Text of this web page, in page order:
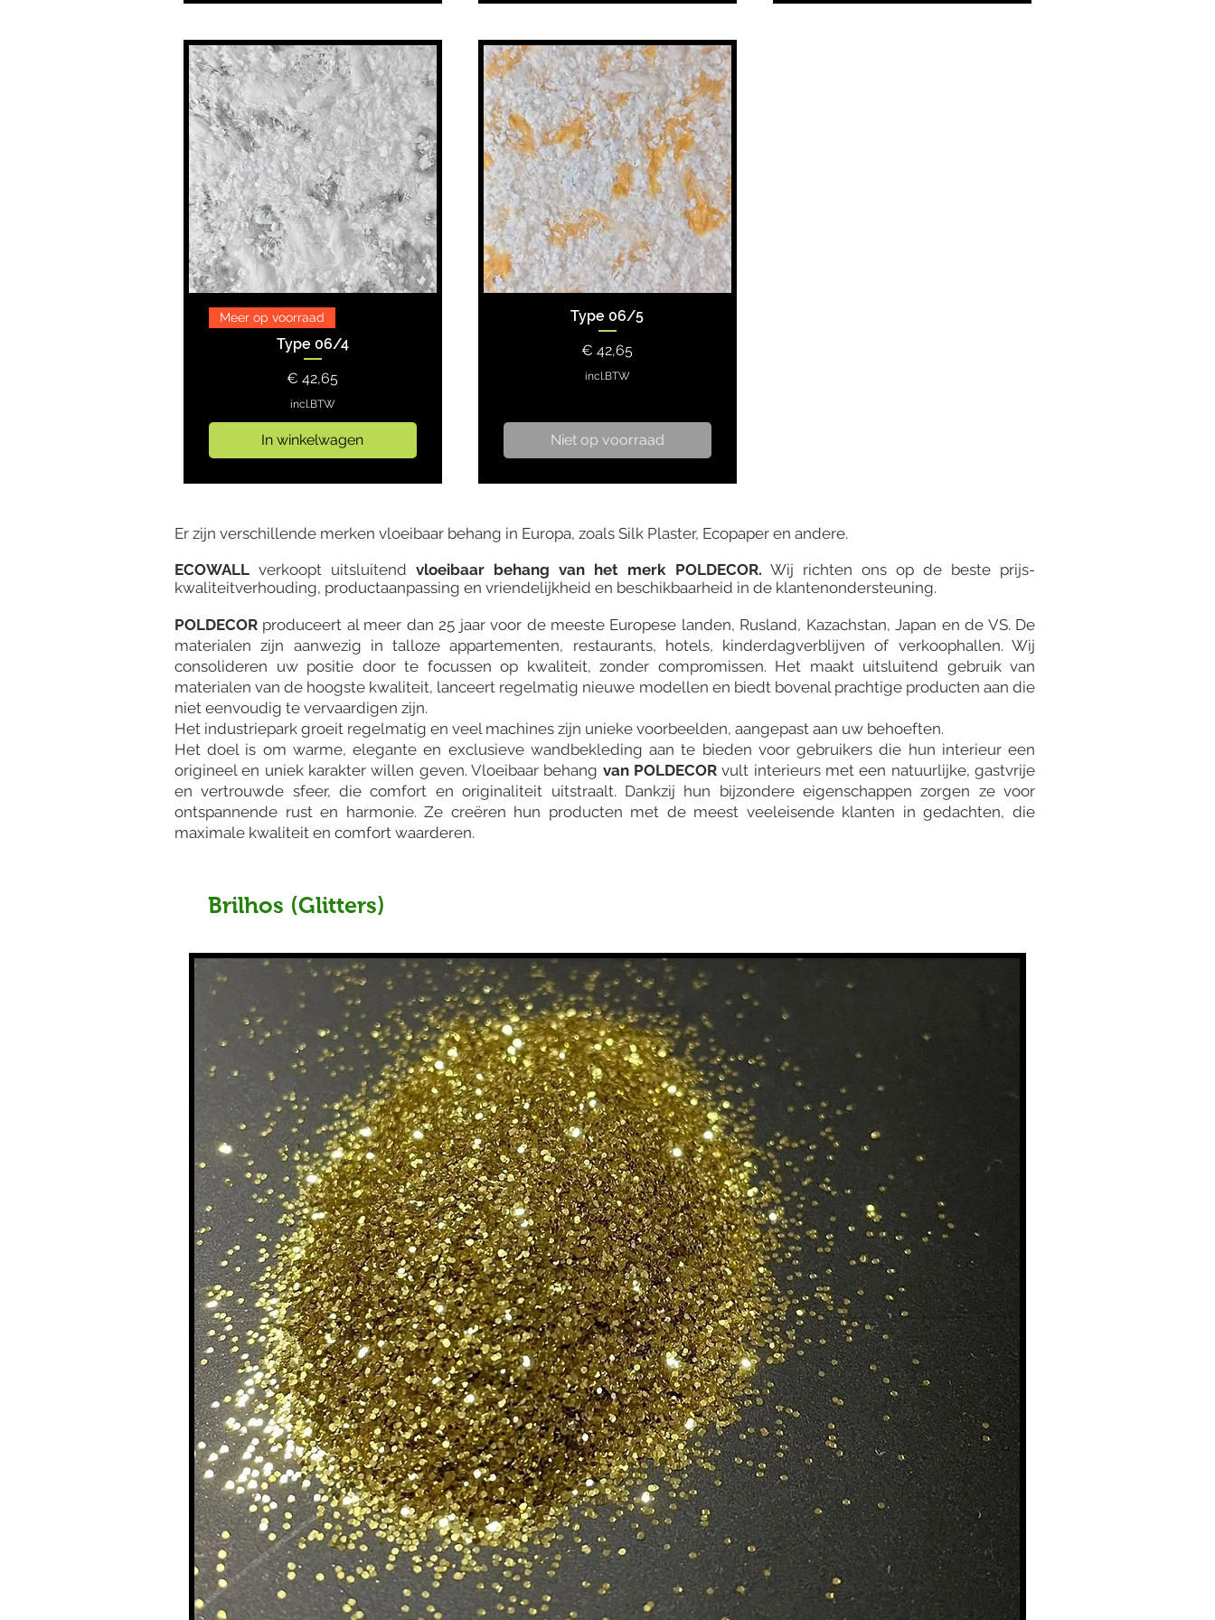
Meer op voorraad
Type 06/4
Prijs
€ 42,65
incl.BTW
In winkelwagen
Type 06/5
Prijs
€ 42,65
incl.BTW
Niet op voorraad
Er zijn verschillende merken vloeibaar behang in Europa, zoals Silk Plaster, Ecopaper en andere.
ECOWALL verkoopt uitsluitendvloeibaar behang van het merk POLDECOR. Wij richten ons op de beste prijs-
kwaliteitverhouding, productaanpassing en vriendelijkheid en beschikbaarheid in de klantenondersteuning.
POLDECOR produceert al meer dan 25 jaar voor de meeste Europese landen, Rusland, Kazachstan, Japan en de VS. De
materialen zijn aanwezig in talloze appartementen, restaurants, hotels, kinderdagverblijven of verkoophallen. Wij
consolideren uw positie door te focussen op kwaliteit, zonder compromissen. Het maakt uitsluitend gebruik van
materialen van de hoogste kwaliteit, lanceert regelmatig nieuwe modellen en biedt bovenal prachtige producten aan die
niet eenvoudig te vervaardigen zijn.
Het industriepark groeit regelmatig en veel machines zijn unieke voorbeelden, aangepast aan uw behoeften.
Het doel is om warme, elegante en exclusieve wandbekleding aan te bieden voor gebruikers die hun interieur een
origineel en uniek karakter willen geven. Vloeibaar behang van POLDECOR vult interieurs met een natuurlijke, gastvrije
en vertrouwde sfeer, die comfort en originaliteit uitstraalt. Dankzij hun bijzondere eigenschappen zorgen ze voor
ontspannende rust en harmonie. Ze creëren hun producten met de meest veeleisende klanten in gedachten, die
maximale kwaliteit en comfort waarderen.
Brilhos (Glitters)